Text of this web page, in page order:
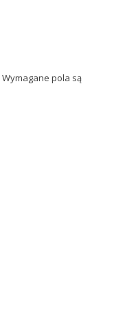
Wymagane pola są